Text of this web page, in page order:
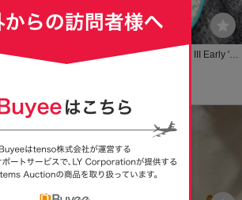
Fujigen NST200RAL-PSB Fender Vintera III Early '6